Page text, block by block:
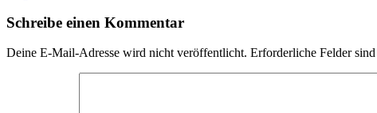
Schreibe einen Kommentar
Deine E-Mail-Adresse wird nicht veröffentlicht. Erforderliche Felder